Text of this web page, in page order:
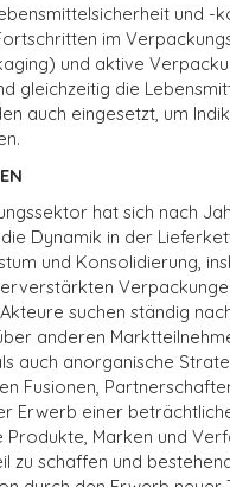
und
im
und aktive
gleichzeitig die
auch eingesetzt, um
hat sich nach
Dynamik in der
und Konsolidierung,
suchen ständig
anderen
auch anorganische
Fusionen,
Erwerb einer
Marken und
zu schaffen und